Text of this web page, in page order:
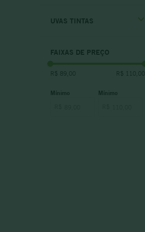
Branco
Moscatel
Sauvignon Blanc
UVAS TINTAS
Cabernet Sauvignon
FAIXAS DE PREÇO
R$ 89,00 R$ 110,00